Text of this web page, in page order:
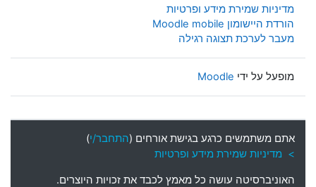
מדיניות שמירת מידע ופרטיות
הורדת היישומון Moodle mobile
מעבר לערכת תצוגה רגילה
מופעל על ידי Moodle
אתם משתמשים כרגע בגישת אורחים (התחבר/י)
> מדיניות שמירת מידע ופרטיות
האוניברסיטה עושה כל מאמץ לכבד את זכויות היוצרים.